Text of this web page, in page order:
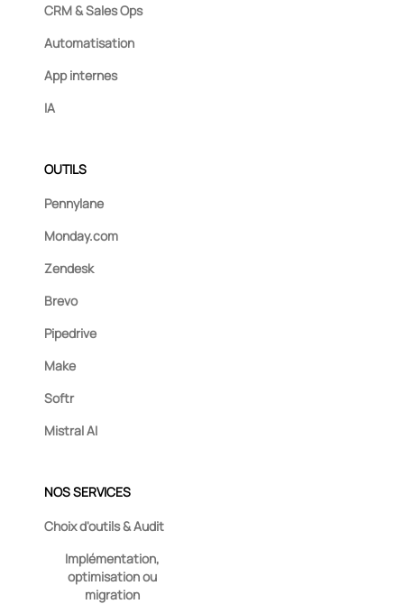
CRM & Sales Ops
Automatisation
App internes
IA
OUTILS
Pennylane
Monday.com
Zendesk
Brevo
Pipedrive
Make
Softr
Mistral AI
NOS SERVICES
Choix d'outils & Audit
Implémentation,
optimisation ou
migration